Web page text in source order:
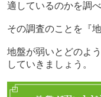
適しているのかを調
その調査のことを『
地盤が弱いとどのよ
していきましょう。